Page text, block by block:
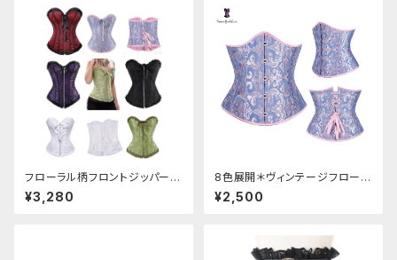
フローラル柄フロントジッパーコ
ルセット
¥3,280
8色展開＊ヴィンテージフローラ
ル柄コルセット
¥2,500